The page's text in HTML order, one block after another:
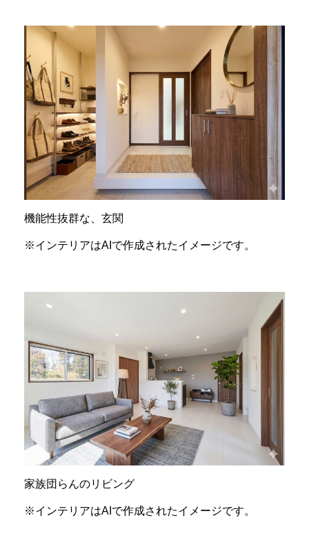
機能性抜群な、玄関
※インテリアはAIで作成されたイメージです。
家族団らんのリビング
※インテリアはAIで作成されたイメージです。